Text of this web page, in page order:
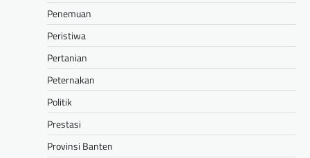
Penemuan
Peristiwa
Pertanian
Peternakan
Politik
Prestasi
Provinsi Banten